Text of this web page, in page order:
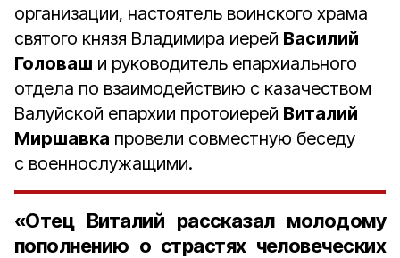
организации, настоятель воинского храма
святого князя Владимира иерей Василий
Головаш и руководитель епархиального
отдела по взаимодействию с казачеством
Валуйской епархии протоиерей Виталий
Миршавка провели совместную беседу
с военнослужащими.
«Отец Виталий рассказал молодому
пополнению о страстях человеческих